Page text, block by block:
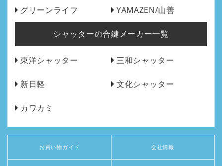
グリーンライフ YAMAZEN/山善
シャッターの合鍵メーカー一覧
東洋シャッター 三和シャッター
新日軽 文化シャッター
カワカミ
お買い物ガイド 会社情報